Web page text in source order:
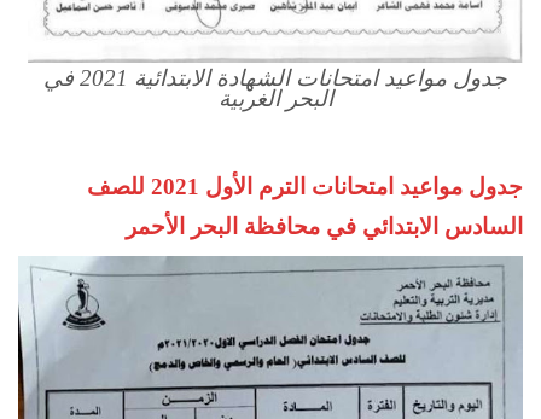
جدول مواعيد امتحانات الشهادة الابتدائية 2021 في
البحر الغربية
جدول مواعيد امتحانات الترم الأول 2021 للصف
السادس الابتدائي في محافظة البحر الأحمر